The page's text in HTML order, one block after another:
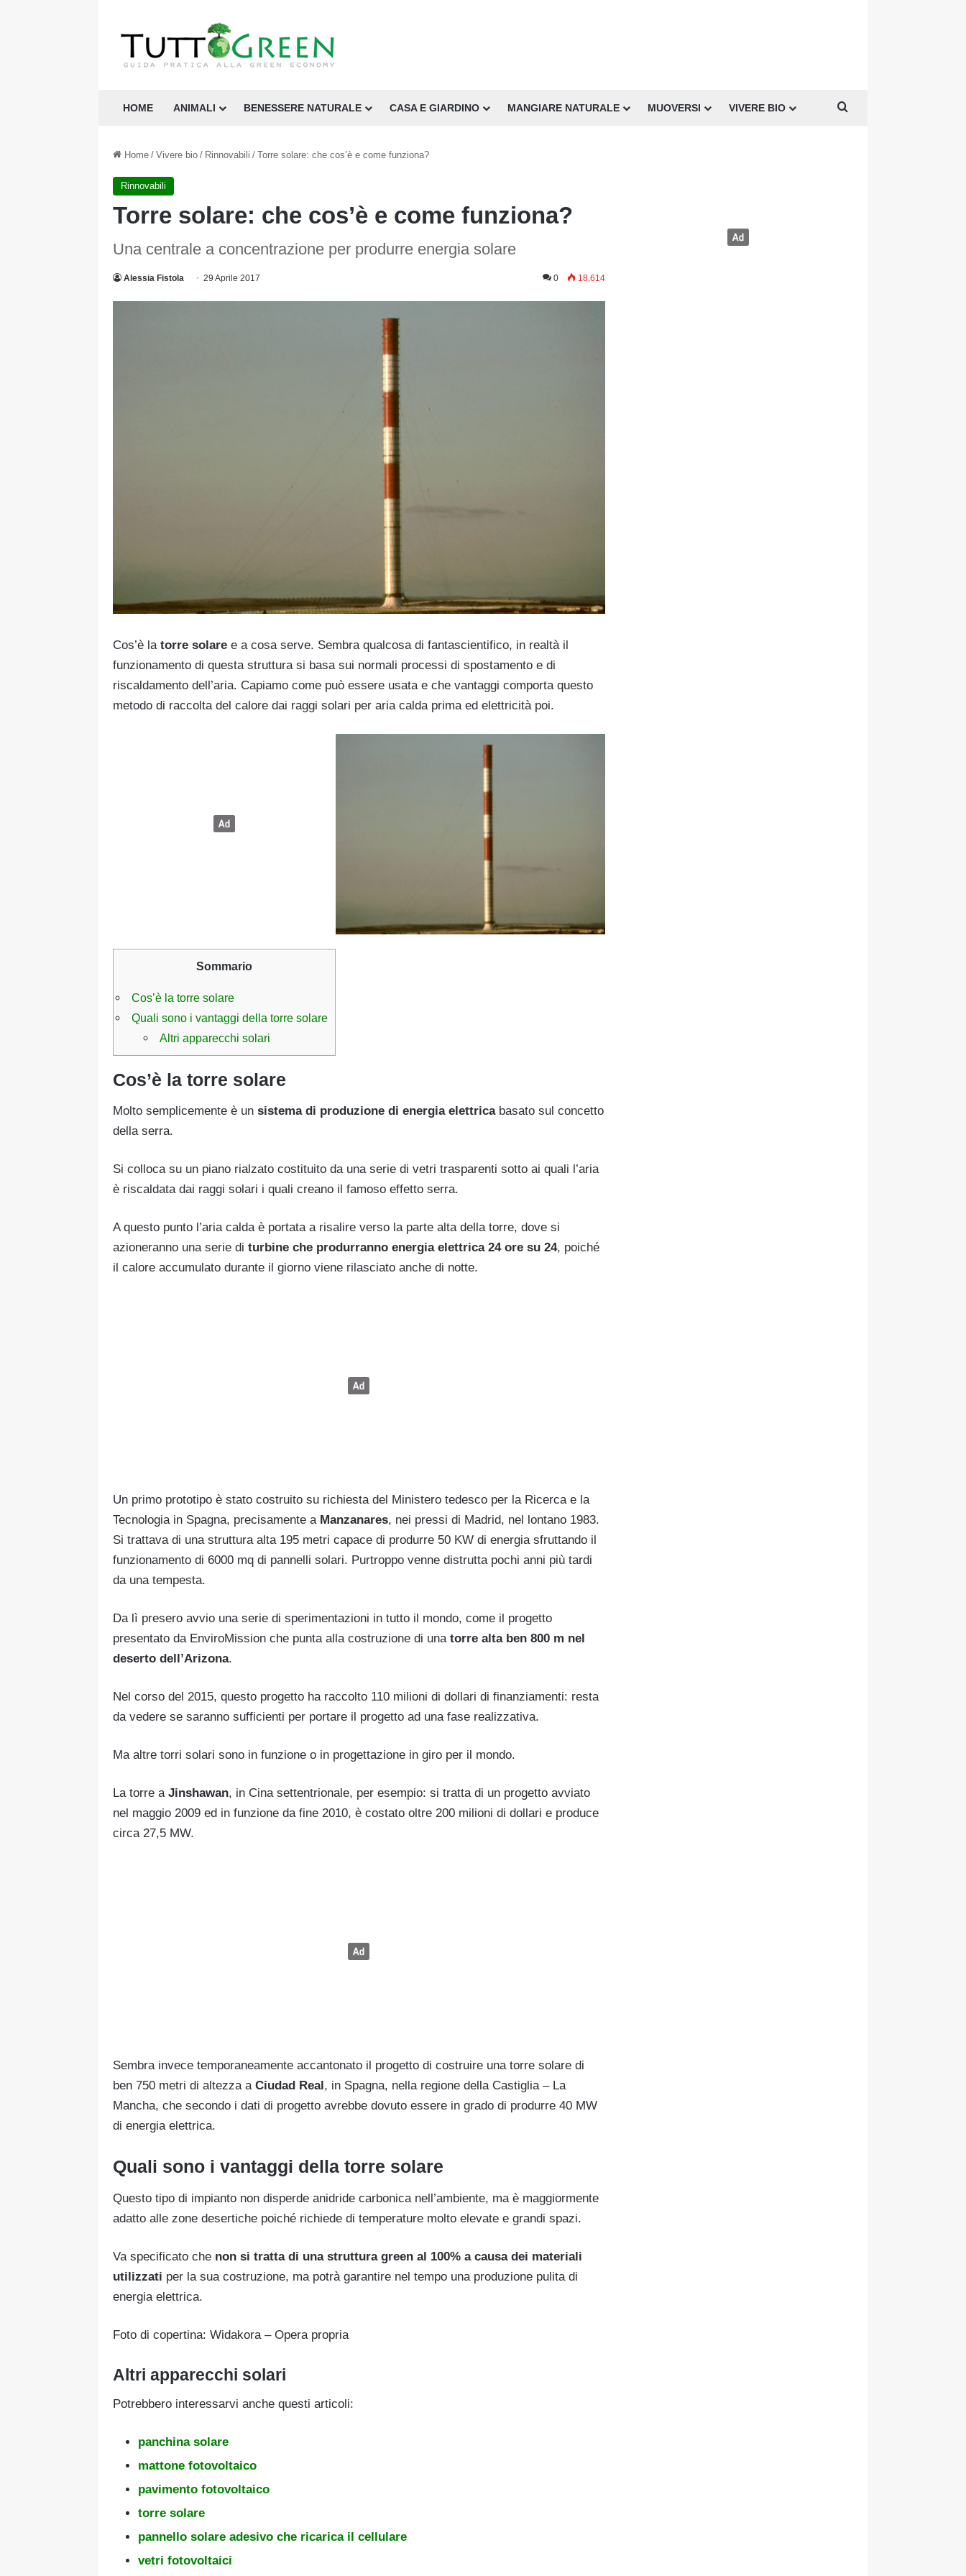
HOME ANIMALI BENESSERE NATURALE CASA E GIARDINO MANGIARE NATURALE MUOVERSI VIVERE BIO
Home / Vivere bio / Rinnovabili / Torre solare: che cos’è e come funziona?
Rinnovabili
Torre solare: che cos’è e come funziona?
Una centrale a concentrazione per produrre energia solare
Alessia Fistola 29 Aprile 2017 0 18.614
Cos’è la torre solare e a cosa serve. Sembra qualcosa di fantascientifico, in realtà il
funzionamento di questa struttura si basa sui normali processi di spostamento e di
riscaldamento dell’aria. Capiamo come può essere usata e che vantaggi comporta questo
metodo di raccolta del calore dai raggi solari per aria calda prima ed elettricità poi.
Sommario
Cos’è la torre solare
Quali sono i vantaggi della torre solare
Altri apparecchi solari
Cos’è la torre solare
Molto semplicemente è un sistema di produzione di energia elettricabasato sul concetto
della serra.
Si colloca su un piano rialzato costituito da una serie di vetri trasparenti sotto ai quali l’aria
è riscaldata dai raggi solari i quali creano il famoso effetto serra.
A questo punto l’aria calda è portata a risalire verso la parte alta della torre, dove si
azioneranno una serie di turbine che produrranno energia elettrica 24 ore su 24, poiché
il calore accumulato durante il giorno viene rilasciato anche di notte.
Un primo prototipo è stato costruito su richiesta del Ministero tedesco per la Ricerca e la
Tecnologia in Spagna, precisamente a Manzanares, nei pressi di Madrid, nel lontano 1983.
Si trattava di una struttura alta 195 metri capace di produrre 50 KW di energia sfruttando il
funzionamento di 6000 mq di pannelli solari. Purtroppo venne distrutta pochi anni più tardi
da una tempesta.
Da lì presero avvio una serie di sperimentazioni in tutto il mondo, come il progetto
presentato da EnviroMission che punta alla costruzione di una torre alta ben 800 m nel
deserto dell’Arizona.
Nel corso del 2015, questo progetto ha raccolto 110 milioni di dollari di finanziamenti: resta
da vedere se saranno sufficienti per portare il progetto ad una fase realizzativa.
Ma altre torri solari sono in funzione o in progettazione in giro per il mondo.
La torre a Jinshawan, in Cina settentrionale, per esempio: si tratta di un progetto avviato
nel maggio 2009 ed in funzione da fine 2010, è costato oltre 200 milioni di dollari e produce
circa 27,5 MW.
Sembra invece temporaneamente accantonato il progetto di costruire una torre solare di
ben 750 metri di altezza a Ciudad Real , in Spagna, nella regione della Castiglia – La
Mancha, che secondo i dati di progetto avrebbe dovuto essere in grado di produrre 40 MW
di energia elettrica.
Quali sono i vantaggi della torre solare
Questo tipo di impianto non disperde anidride carbonica nell’ambiente, ma è maggiormente
adatto alle zone desertiche poiché richiede di temperature molto elevate e grandi spazi.
Va specificato che non si tratta di una struttura green al 100% a causa dei materiali
utilizzati per la sua costruzione, ma potrà garantire nel tempo una produzione pulita di
energia elettrica.
Foto di copertina: Widakora – Opera propria
Altri apparecchi solari
Potrebbero interessarvi anche questi articoli:
panchina solare
mattone fotovoltaico
pavimento fotovoltaico
torre solare
pannello solare adesivo che ricarica il cellulare
vetri fotovoltaici